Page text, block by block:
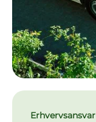
Erhvervsansvar